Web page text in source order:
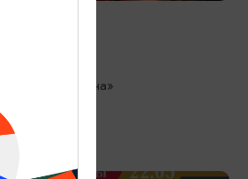
«Соленая ворона»